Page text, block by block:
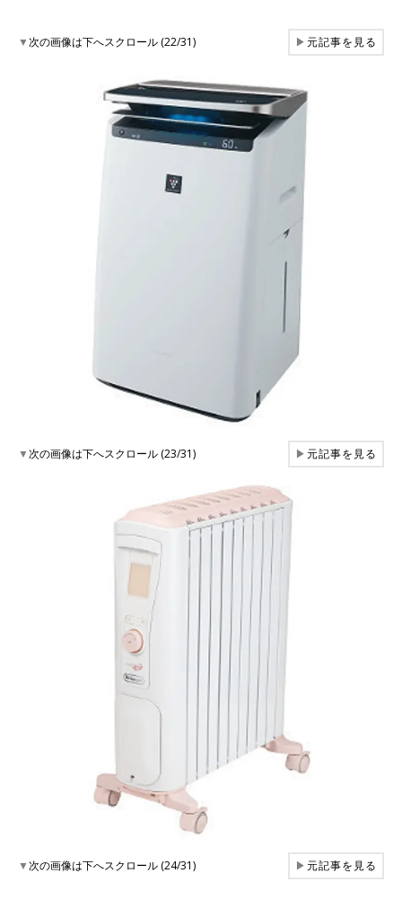
▼次の画像は下へスクロール (22/31) ▶元記事を見る
▼次の画像は下へスクロール (23/31) ▶元記事を見る
▼次の画像は下へスクロール (24/31) ▶元記事を見る